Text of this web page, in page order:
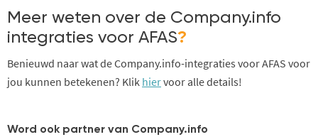
Meer weten over de Company.info
integraties voor AFAS?
Benieuwd naar wat de Company.info-integraties voor AFAS voor
jou kunnen betekenen? Klik hiervoor alle details!
Word ook partner van Company.info